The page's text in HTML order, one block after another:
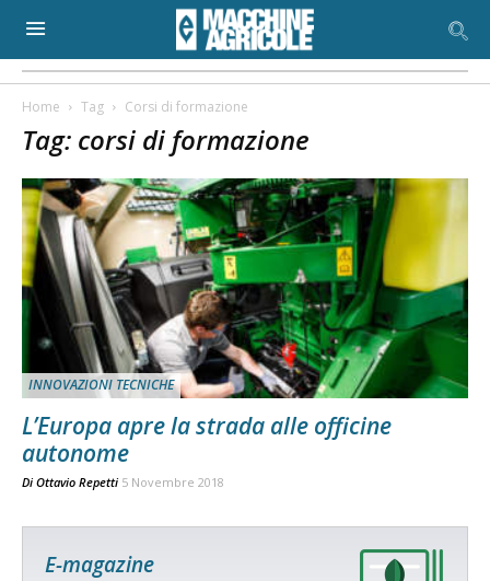
Home Tag Corsi di formazione
Tag: corsi di formazione
INNOVAZIONI TECNICHE
L’Europa apre la strada alle officine
autonome
Di Ottavio Repetti 5 Novembre 2018
E-magazine